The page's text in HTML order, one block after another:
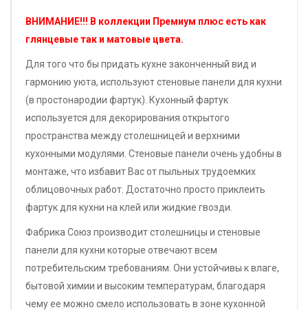
ВНИМАНИЕ!!! В коллекции Премиум плюс есть как
глянцевые так и матовые цвета.
Для того что бы придать кухне законченный вид и
гармонию уюта, используют стеновые панели для кухни
(в простонародии фартук). Кухонный фартук
используется для декорирования открытого
пространства между столешницей и верхними
кухонными модулями. Стеновые панели очень удобны в
монтаже, что избавит Вас от пыльных трудоемких
облицовочных работ. Достаточно просто приклеить
фартук для кухни на клей или жидкие гвозди.
Фабрика Союз производит столешницы и стеновые
панели для кухни которые отвечают всем
потребительским требованиям. Они устойчивы к влаге,
бытовой химии и высоким температурам, благодаря
чему ее можно смело использовать в зоне кухонной